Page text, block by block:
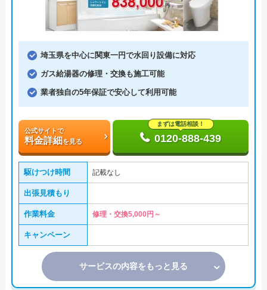
埼玉県を中心に関東一円で水回り設備に対応
ガス給湯器の修理・交換も施工可能
業者独自の5年保証で安心して利用可能
公式サイトで
料金詳細を見る
まずは電話相談！
0120-888-439
駆けつけ時間 記載なし
出張見積もり
作業料金 修理・交換5,000円～
キャンペーン
サービスの内容をもっと見る